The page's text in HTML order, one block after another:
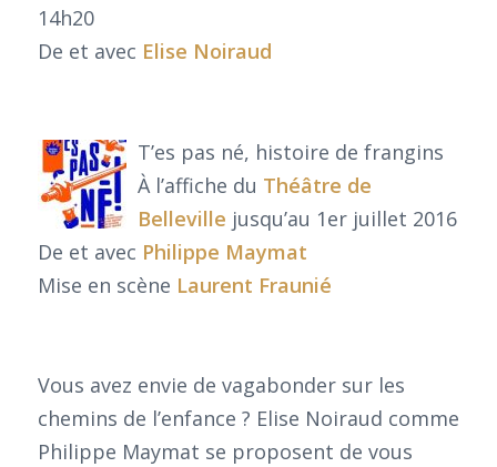
14h20
De et avec Elise Noiraud
T’es pas né, histoire de frangins
À l’affiche du Théâtre de
Belleville jusqu’au 1er juillet 2016
De et avec Philippe Maymat
Mise en scène Laurent Fraunié
Vous avez envie de vagabonder sur les
chemins de l’enfance ? Elise Noiraud comme
Philippe Maymat se proposent de vous